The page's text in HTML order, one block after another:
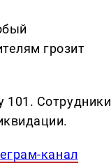
грозит
101. Сотрудники
канал